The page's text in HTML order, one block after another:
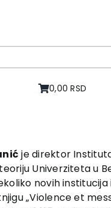
0,00 RSD
je direktor
Univerziteta u
novih institucija
„Violence et